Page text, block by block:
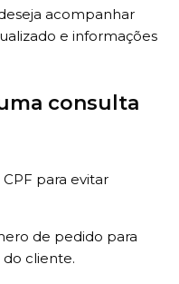
acompanhar
e informações
consulta
para evitar
de pedido para
do cliente.